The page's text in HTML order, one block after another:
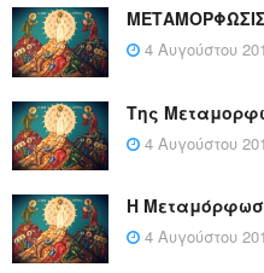
4 Αυγούστου
Της
4 Αυγούστου
Η
4 Αυγούστου